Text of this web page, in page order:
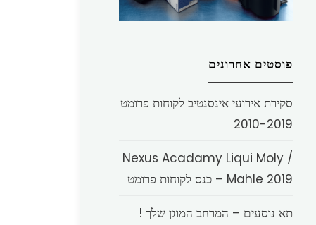
פוסטים אחרונים
סקירת אירועי אינסנטיב לקוחות פרומט
2010-2019
Nexus Acadamy Liqui Moly /
Mahle 2019 – כנס לקוחות פרומט
תא נוסעים – המרחב המוגן שלך !